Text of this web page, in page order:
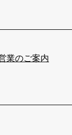
業のご案内